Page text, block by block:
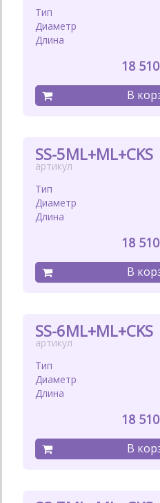
18 510
SS-5ML+ML+CKS
18 510
SS-6ML+ML+CKS
18 510